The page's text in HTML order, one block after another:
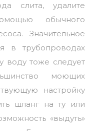
слита, удалите
обычного
Значительное
в трубопроводах
воду тоже следует
моющих
настройку
шланг на ту или
«выдуть»